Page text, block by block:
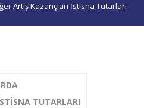
Artış Kazançları İstisna Tutarları
TUTARLARI